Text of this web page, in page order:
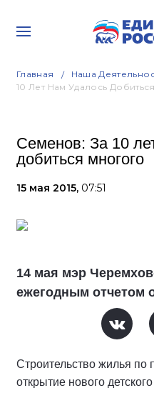
Главная Наша
10 Лет Нам Удалось
Семенов: За 10
добиться многого
15 мая 2015, 07:51
14 мая мэр
ежегодным отчетом
Строительство жилья по
открытие нового